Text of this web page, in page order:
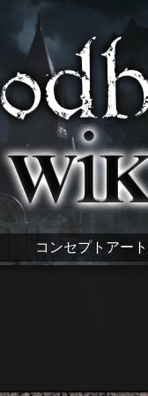
コンセプトアート